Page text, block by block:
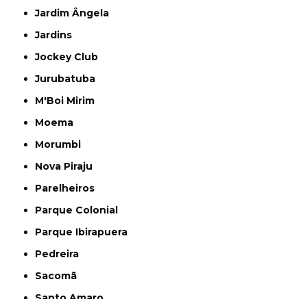
Jardim Ângela
Jardins
Jockey Club
Jurubatuba
M'Boi Mirim
Moema
Morumbi
Nova Piraju
Parelheiros
Parque Colonial
Parque Ibirapuera
Pedreira
Sacomã